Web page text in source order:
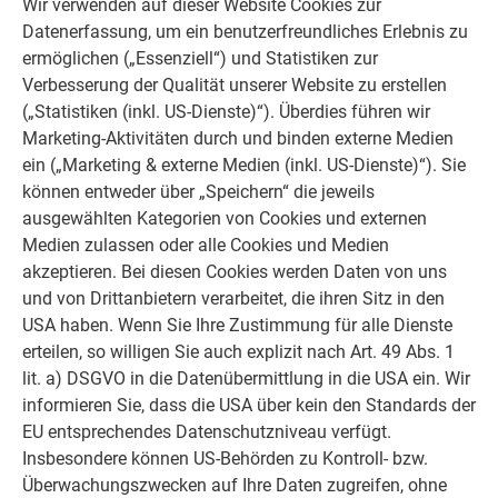
Wir verwenden auf dieser Website Cookies zur
Datenerfassung, um ein benutzerfreundliches Erlebnis zu
ermöglichen („Essenziell“) und Statistiken zur
Verbesserung der Qualität unserer Website zu erstellen
(„Statistiken (inkl. US-Dienste)“). Überdies führen wir
Marketing-Aktivitäten durch und binden externe Medien
ein („Marketing & externe Medien (inkl. US-Dienste)“). Sie
können entweder über „Speichern“ die jeweils
ausgewählten Kategorien von Cookies und externen
Medien zulassen oder alle Cookies und Medien
akzeptieren. Bei diesen Cookies werden Daten von uns
und von Drittanbietern verarbeitet, die ihren Sitz in den
USA haben. Wenn Sie Ihre Zustimmung für alle Dienste
erteilen, so willigen Sie auch explizit nach Art. 49 Abs. 1
lit. a) DSGVO in die Datenübermittlung in die USA ein. Wir
informieren Sie, dass die USA über kein den Standards der
EU entsprechendes Datenschutzniveau verfügt.
Insbesondere können US-Behörden zu Kontroll- bzw.
Überwachungszwecken auf Ihre Daten zugreifen, ohne
INDUSTRIE
In Horw ist es um 2.800 m² Fassadenfläche aus über 18.300
natureloxierten Aluminiumrauten gegangen, die unter
anderem aus Gründen des Brandschutzes nicht auf
Vollschalung aufgebracht werden konnte. Detaillösungen für
diese Herausforderungen konnten nur durch enge
Zusammenarbeit entwickelt werden. Tilla Theus betont die
Partnerschaft zwischen Architekt und Industrie. Sie scheue
sich nicht, mit den Menschen in der Produktion und an den
Maschinen zu sprechen, das sei der beste Weg, mehr zu
erfahren und mit der immer weiterwachsenden Komplexität
des Baugewerbes umzugehen.
Um diese Partnerschaft geht es auch Stefan Baumberger,
Geschäftsführer der Schweizer Baumuster-Centrale Zürich.
„Unser Wissen über die Produktionsprozesse, Baumaterialien
und die Firmen ist das eigentliche Kapital der SBCZ“, erklärt